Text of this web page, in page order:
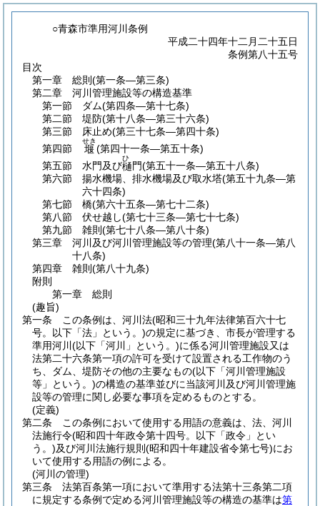
○青森市準用河川条例
平成二十四年十二月二十五日
条例第八十五号
目次
第一章
総則 (第一条―第三条)
第二章
河川管理施設等の構造基準
第一節
ダム(第四条―第十七条)
第二節
堤防(第十八条―第三十六条)
第三節
床止め(第三十七条―第四十条)
第四節
堰
せき
(第四十一条―第五十条)
第五節
水門及び樋
ひ
門(第五十一条―第五十八条)
第六節
揚水機場、排水機場及び取水塔(第五十九条―第
六十四条)
第七節
橋(第六十五条―第七十二条)
第八節
伏せ越し(第七十三条―第七十七条)
第九節
雑則 (第七十八条―第八十条)
第三章
河川及び河川管理施設等の管理(第八十一条―第八
十八条)
第四章
雑則 (第八十九条)
附則
第一章
総則
(趣旨)
第一条
この条例は、河川法(昭和三十九年法律第百六十七
号。以下「法」という。)の規定に基づき、市長が管理する
準用河川 (以下「河川」という。)に係る河川管理施設又は
法第二十六条第一項の許可を受けて設置される工作物のう
ち、ダム、堤防その他の主要なもの(以下「河川管理施設
等」という。)の構造の基準並びに当該河川及び河川管理施
設等の管理に関し必要な事項を定めるものとする。
(定義)
第二条
この条例において使用する用語の意義は、法、河川
法施行令(昭和四十年政令第十四号。以下「政令」とい
う。)及び河川法施行規則 (昭和四十年建設省令第七号)にお
いて使用する用語の例による。
(河川の管理)
第三条
法第百条第一項において準用する法第十三条第二項
に規定する条例で定める河川管理施設等の構造の基準は第